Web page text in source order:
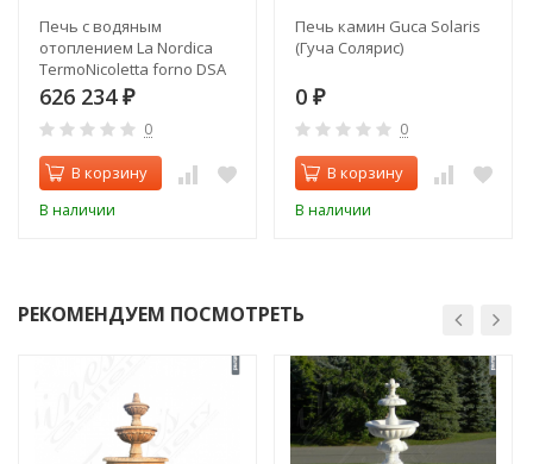
Печь с водяным
отоплением La Nordica
TermoNicoletta forno DSA
626 234 ₽
0
В корзину
В наличии
Печь камин Guca Solaris
(Гуча Солярис)
0 ₽
0
В корзину
В наличии
РЕКОМЕНДУЕМ ПОСМОТРЕТЬ